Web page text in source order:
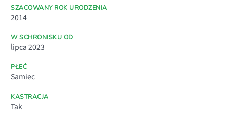
SZACOWANY ROK URODZENIA
2014
W SCHRONISKU OD
lipca 2023
PŁEĆ
Samiec
KASTRACJA
Tak